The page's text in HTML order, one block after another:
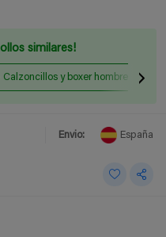
similares!
Calzoncillos y boxer hombre
Envio: España